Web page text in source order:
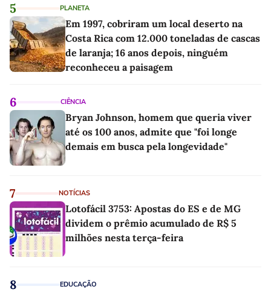
5 PLANETA
Em 1997, cobriram um local deserto na
Costa Rica com 12.000 toneladas de cascas
de laranja; 16 anos depois, ninguém
reconheceu a paisagem
6 CIÊNCIA
Bryan Johnson, homem que queria viver
até os 100 anos, admite que "foi longe
demais em busca pela longevidade"
7 NOTÍCIAS
Lotofácil 3753: Apostas do ES e de MG
dividem o prêmio acumulado de R$ 5
milhões nesta terça-feira
8 EDUCAÇÃO